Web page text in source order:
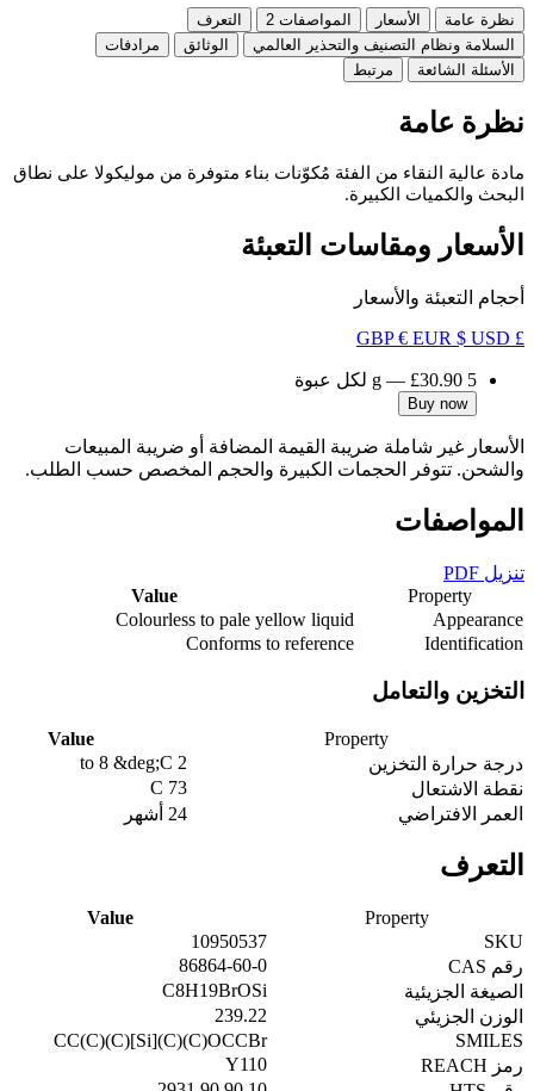
نظرة عامة الأسعار المواصفات 2
التعرف
السلامة ونظام التصنيف والتحذير العالمي
الوثائق
مرادفات
الأسئلة الشائعة
مرتبط
نظرة عامة
مادة عالية النقاء من الفئة مُكوّنات بناء متوفرة من موليكولا على نطاق
البحث والكميات الكبيرة.
الأسعار ومقاسات التعبئة
أحجام التعبئة والأسعار
£ GBP
€ EUR $ USD
5 g
— £30.90 لكل عبوة
Buy now
الأسعار غير شاملة ضريبة القيمة المضافة أو ضريبة المبيعات
والشحن. تتوفر الحجمات الكبيرة والحجم المخصص حسب الطلب.
المواصفات
تنزيل PDF
Property
Value
Appearance
Colourless to pale yellow liquid
Identification
Conforms to reference
التخزين والتعامل
Property
Value
درجة حرارة التخزين
2 to 8 &deg;C
نقطة الاشتعال
73 C
العمر الافتراضي
24 أشهر
التعرف
Property
Value
SKU
10950537
رقم CAS
86864-60-0
الصيغة الجزيئية
C8H19BrOSi
الوزن الجزيئي
239.22
SMILES
CC(C)(C)[Si](C)(C)OCCBr
رمز REACH
Y110